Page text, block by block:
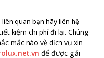
quan bạn hãy liên hệ
kiệm chi phí đi lại. Chúng
mắc nào về dịch vụ xin
để được giải